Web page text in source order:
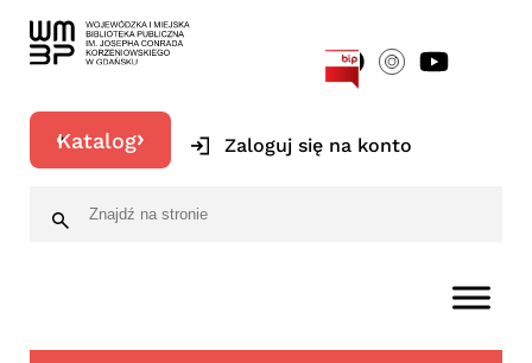
Katalog Zaloguj się na konto